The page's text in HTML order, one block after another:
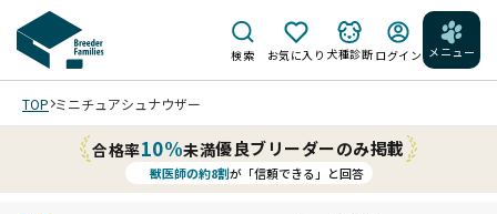
検索 お気に入り 犬種診断 ログイン メニュー
TOP ミニチュアシュナウザー
合格率10%未満優良ブリーダーのみ掲載
獣医師の約8割が「信頼できる」と回答